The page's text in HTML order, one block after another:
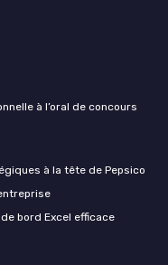
à l’oral de concours
à la tête de Pepsico
bord Excel efficace